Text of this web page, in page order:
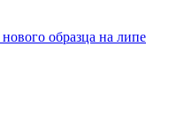
образца на липе